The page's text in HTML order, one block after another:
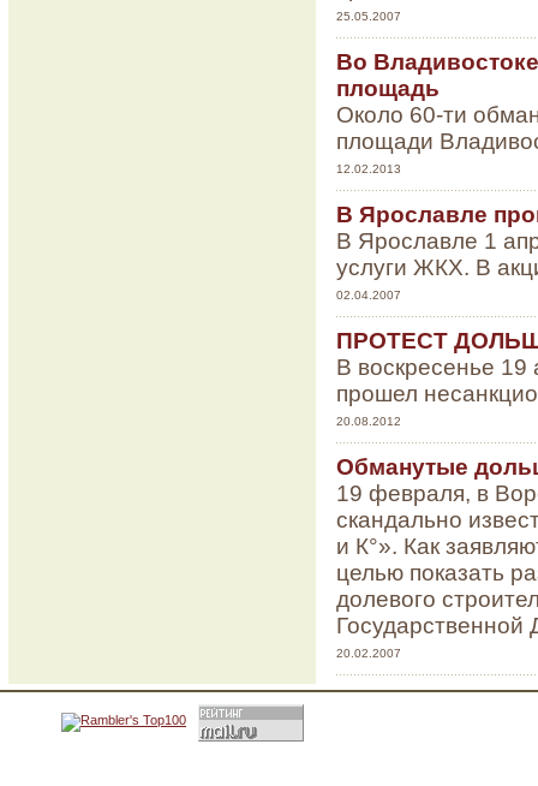
25.05.2007
Во
площадь
Около 60-ти
площади
12.02.2013
В Ярославле
В Ярославле 1
услуги ЖКХ. В
02.04.2007
ПРОТЕСТ
В воскресенье 19
прошел
20.08.2012
Обманутые
19 февраля, в
скандально
и К°». Как
целью показать
долевого
20.02.2007